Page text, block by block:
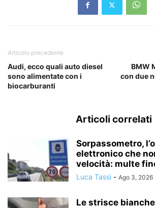
Articolo precedente
Audi, ecco quali auto diesel
sono alimentate con i
biocarburanti
BMW
con due
Articoli correlati
Sorpassometro,
elettronico che
velocità: multe
Luca Tassi - Ago 3, 2026
Le strisce